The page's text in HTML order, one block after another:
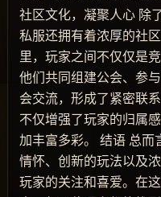
社区文化，凝聚人心 除
私服还拥有着浓厚的社
里，玩家之间不仅仅是
他们共同组建公会、参
会交流，形成了紧密联
不仅增强了玩家的归属
加丰富多彩。 结语 总而
情怀、创新的玩法以及
玩家的关注和喜爱。在